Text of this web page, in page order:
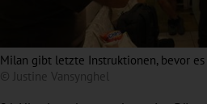
Milan gibt letzte Instruktionen, bevor es
© Justine Vansynghel